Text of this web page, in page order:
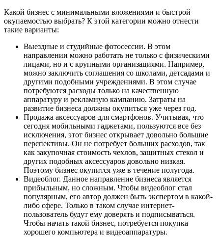
Какой бизнес с минимальными вложениями и быстрой
окупаемостью выбрать? К этой категории можно отнести
такие варианты:
Выездные и студийные фотосессии. В этом
направлении можно работать не только с физическими
лицами, но и с крупными организациями. Например,
можно заключить соглашения со школами, детсадами и
другими подобными учреждениями. В этом случае
потребуются расходы только на качественную
аппаратуру и рекламную кампанию. Затраты на
развитие бизнеса должны окупиться уже через год.
Продажа аксессуаров для смартфонов. Учитывая, что
сегодня мобильными гаджетами, пользуются все без
исключения, этот бизнес открывает довольно большие
перспективы. Он не потребует больших расходов, так
как закупочная стоимость чехлов, защитных стекол и
других подобных аксессуаров довольно низкая.
Поэтому бизнес окупится уже в течение полугода.
Видеоблог. Данное направление бизнеса является
прибыльным, но сложным. Чтобы видеоблог стал
популярным, его автор должен быть экспертом в какой-
либо сфере. Только в таком случае интернет-
пользователь будут ему доверять и подписываться.
Чтобы начать такой бизнес, потребуется покупка
хорошего компьютера и видеоаппаратуры.